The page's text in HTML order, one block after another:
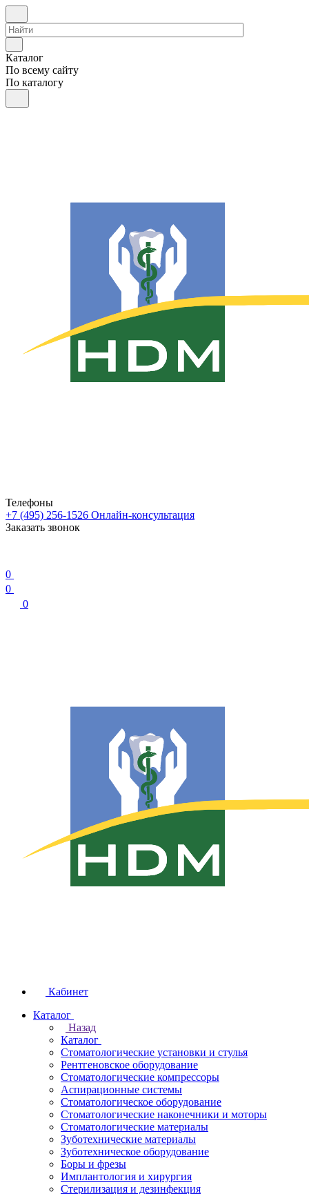
Каталог
По всему сайту
По каталогу
Телефоны
+7 (495) 256-1526 Онлайн-консультация
Заказать звонок
0
0
0
Кабинет
Каталог
Назад
Каталог
Стоматологические установки и стулья
Рентгеновское оборудование
Стоматологические компрессоры
Аспирационные системы
Стоматологическое оборудование
Стоматологические наконечники и моторы
Стоматологические материалы
Зуботехнические материалы
Зуботехническое оборудование
Боры и фрезы
Имплантология и хирургия
Стерилизация и дезинфекция